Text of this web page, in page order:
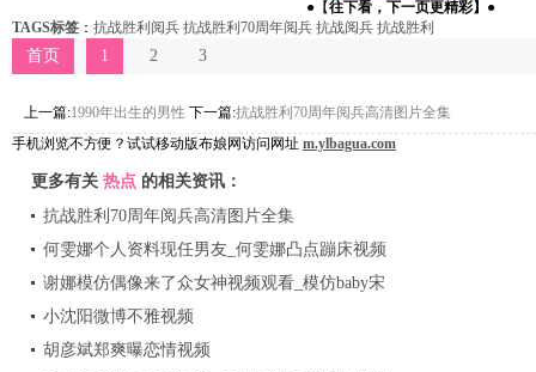
●【往下看，下一页更精彩】 ●
TAGS标签 ： 抗战胜利阅兵 抗战胜利70周年阅兵 抗战阅兵 抗战胜利
首页 1 2 3
上一篇:1990年出生的男性 下一篇:抗战胜利70周年阅兵高清图片全集
手机浏览不方便？试试移动版布娘网访问网址 m.ylbagua.com
更多有关 热点 的相关资讯：
抗战胜利70周年阅兵高清图片全集
何雯娜个人资料现任男友_何雯娜凸点蹦床视频
_为什么和陈一冰分手？
谢娜模仿偶像来了众女神视频观看_模仿baby宋
小宝_汪涵何炅笑岔气
小沈阳微博不雅视频
胡彦斌郑爽曝恋情视频